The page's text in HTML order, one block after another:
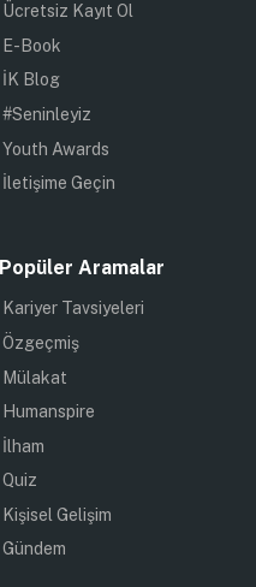
Ücretsiz Kayıt Ol
E-Book
İK Blog
#Seninleyiz
Youth Awards
İletişime Geçin
Popüler Aramalar
Kariyer Tavsiyeleri
Özgeçmiş
Mülakat
Humanspire
İlham
Quiz
Kişisel Gelişim
Gündem